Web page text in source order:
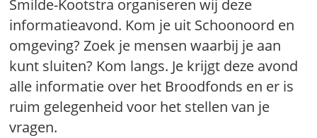
Smilde-Kootstra organiseren wij deze
informatieavond. Kom je uit Schoonoord en
omgeving? Zoek je mensen waarbij je aan
kunt sluiten? Kom langs. Je krijgt deze avond
alle informatie over het Broodfonds en er is
ruim gelegenheid voor het stellen van je
vragen.